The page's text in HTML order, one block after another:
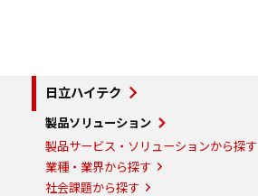
日立ハイテク
製品ソリューション
製品サービス・ソリューションから探す
業種・業界から探す
社会課題から探す